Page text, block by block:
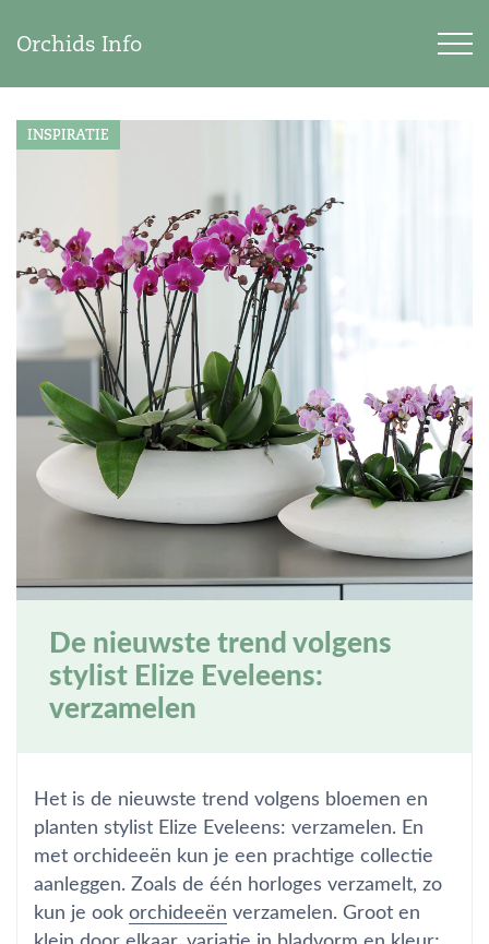
Orchids Info
INSPIRATIE
De nieuwste trend volgens
stylist Elize Eveleens:
verzamelen
Het is de nieuwste trend volgens bloemen en
planten stylist Elize Eveleens: verzamelen. En
met orchideeën kun je een prachtige collectie
aanleggen. Zoals de één horloges verzamelt, zo
kun je ook orchideeën verzamelen. Groot en